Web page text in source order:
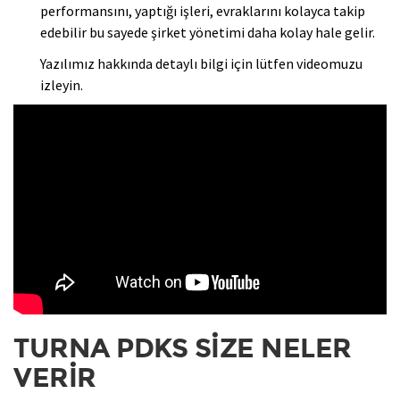
performansını, yaptığı işleri, evraklarını kolayca takip
edebilir bu sayede şirket yönetimi daha kolay hale gelir.
Yazılımız hakkında detaylı bilgi için lütfen videomuzu
izleyin.
TURNA PDKS SİZE NELER
VERİR